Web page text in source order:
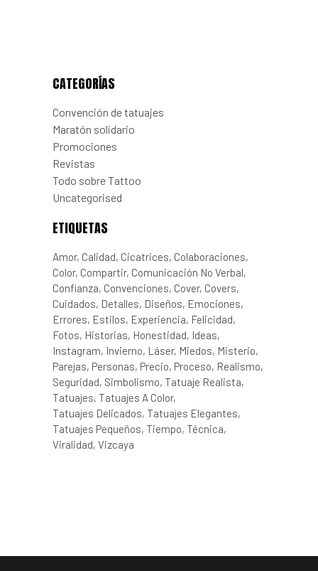
CATEGORÍAS
Convención de tatuajes
Maratón solidario
Promociones
Revistas
Todo sobre Tattoo
Uncategorised
ETIQUETAS
Amor Calidad Cicatrices Colaboraciones
Color Compartir Comunicación No Verbal
Confianza Convenciones Cover Covers
Cuidados Detalles Diseños Emociones
Errores Estilos Experiencia Felicidad
Fotos Historias Honestidad Ideas
Instagram Invierno Láser Miedos Misterio
Parejas Personas Precio Proceso Realismo
Seguridad Simbolismo Tatuaje Realista
Tatuajes Tatuajes A Color
Tatuajes Delicados Tatuajes Elegantes
Tatuajes Pequeños Tiempo Técnica
Viralidad Vizcaya